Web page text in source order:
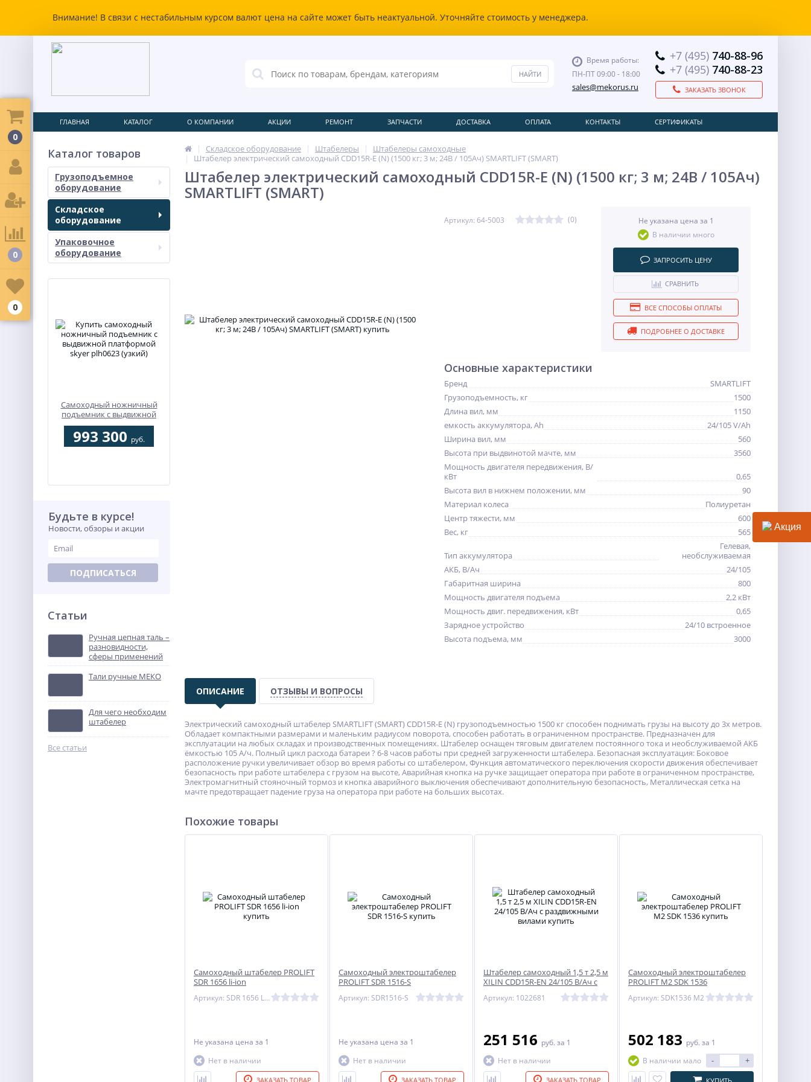
Внимание! В связи с нестабильным курсом валют цена на сайте может быть неактуальной. Уточняйте стоимость у менеджера.
Время работы:
ПН-ПТ 09:00 - 18:00
sales@mekorus.ru
+7 (495) 740-88-96
+7 (495) 740-88-23
ЗАКАЗАТЬ ЗВОНОК
ГЛАВНАЯ КАТАЛОГ О КОМПАНИИ АКЦИИ РЕМОНТ ЗАПЧАСТИ ДОСТАВКА ОПЛАТА КОНТАКТЫ СЕРТИФИКАТЫ
Каталог товаров
Грузоподъемное
оборудование
Складское
оборудование
Упаковочное
оборудование
Самоходный ножничный
подъемник с выдвижной
платформой SKYER
PLH0623 (узкий)
993 300 руб.
Будьте в курсе!
Новости, обзоры и акции
ПОДПИСАТЬСЯ
Статьи
Ручная цепная таль –
разновидности,
сферы применений
Тали ручные МЕКО
Для чего необходим
штабелер
Все статьи
Складское оборудование Штабелеры
Штабелеры самоходные
Штабелер электрический самоходный CDD15R-E (N) (1500 кг; 3 м; 24В / 105Ач) SMARTLIFT (SMART)
Штабелер электрический самоходный CDD15R-E (N) (1500 кг; 3 м; 24В / 105Ач)
SMARTLIFT (SMART)
Артикул: 64-5003 (0)
Не указана цена за 1
В наличии много
ЗАПРОСИТЬ ЦЕНУ
СРАВНИТЬ
ВСЕ СПОСОБЫ ОПЛАТЫ
ПОДРОБНЕЕ О ДОСТАВКЕ
Основные характеристики
Бренд
SMARTLIFT
Грузоподъемность, кг
1500
Длина вил, мм
1150
емкость аккумулятора, Ah
24/105 V/Ah
Ширина вил, мм
560
Высота при выдвинотой мачте, мм
3560
Мощность двигателя передвижения, В/
кВт
0,65
Высота вил в нижнем положении, мм
90
Материал колеса
Полиуретан
Центр тяжести, мм
600
Вес, кг
565
Тип аккумулятора
Гелевая,
необслуживаемая
АКБ, В/Ач
24/105
Габаритная ширина
800
Мощность двигателя подъема
2,2 кВт
Мощность двиг. передвижения, кВт
0,65
Зарядное устройство
24/10 встроенное
Высота подъема, мм
3000
ОПИСАНИЕ ОТЗЫВЫ И ВОПРОСЫ
Электрический самоходный штабелер SMARTLIFT (SMART) CDD15R-E (N) грузоподъемностью 1500 кг способен поднимать грузы на высоту до 3х метров.
Обладает компактными размерами и маленьким радиусом поворота, способен работать в ограниченном пространстве. Предназначен для
эксплуатации на любых складах и производственных помещениях. Штабелер оснащен тяговым двигателем постоянного тока и необслуживаемой АКБ
ёмкостью 105 A/ч. Полный цикл расхода батареи ? 6-8 часов работы при средней загруженности штабелера. Безопасная эксплуатация: Боковое
расположение ручки увеличивает обзор во время работы со штабелером, Функция автоматического переключения скорости движения обеспечивает
безопасность при работе штабелера с грузом на высоте, Аварийная кнопка на ручке защищает оператора при работе в ограниченном пространстве,
Электромагнитный стояночный тормоз и кнопка аварийного выключения обеспечивают дополнительную безопасность, Металлическая сетка на
мачте предотвращает падение груза на оператора при работе на больших высотах.
Похожие товары
Самоходный штабелер PROLIFT
SDR 1656 li-ion
Артикул: SDR 1656 Li-ion
Не указана цена за 1
Нет в наличии
ЗАКАЗАТЬ ТОВАР
Самоходный электроштабелер
PROLIFT SDR 1516-S
Артикул: SDR1516-S
Не указана цена за 1
Нет в наличии
ЗАКАЗАТЬ ТОВАР
Штабелер самоходный 1,5 т 2,5 м
XILIN CDD15R-EN 24/105 В/Ач с
раздвижными вилами
Артикул: 1022681
251 516 руб. за 1
Нет в наличии
ЗАКАЗАТЬ ТОВАР
Самоходный электроштабелер
PROLIFT M2 SDK 1536
Артикул: SDK1536 M2
502 183 руб. за 1
В наличии мало
- +
0
0
0
Акция